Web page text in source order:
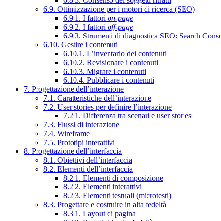
6.9. Ottimizzazione per i motori di ricerca (SEO)
6.9.1. I fattori on-page
6.9.2. I fattori off-page
6.9.3. Strumenti di diagnostica SEO: Search
6.10. Gestire i contenuti
6.10.1. L’inventario dei contenuti
6.10.2. Revisionare i contenuti
6.10.3. Migrare i contenuti
6.10.4. Pubblicare i contenuti
7. Progettazione dell’interazione
7.1. Caratteristiche dell’interazione
7.2. User stories per definire l’interazione
7.2.1. Differenza tra scenari e user stories
7.3. Flussi di interazione
7.4. Wireframe
7.5. Prototipi interattivi
8. Progettazione dell’interfaccia
8.1. Obiettivi dell’interfaccia
8.2. Elementi dell’interfaccia
8.2.1. Elementi di composizione
8.2.2. Elementi interattivi
8.2.3. Elementi testuali (microtesti)
8.3. Progettare e costruire in alta fedeltà
8.3.1. Layout di pagina